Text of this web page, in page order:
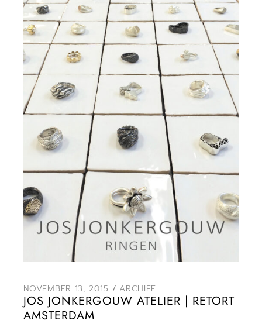
NOVEMBER 13, 2015 ARCHIEF
JOS JONKERGOUW ATELIER | RETORT
AMSTERDAM